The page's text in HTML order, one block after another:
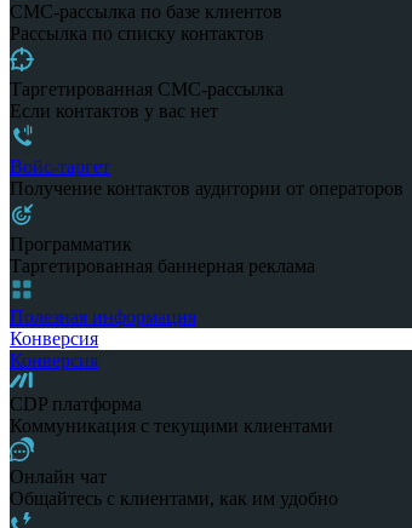
СМС-рассылка по базе клиентов
Рассылка по списку контактов
Таргетированная СМС-рассылка
Если контактов у вас нет
Войс-таргет
Получение контактов аудитории от операторов
Программатик
Таргетированная баннерная реклама
Полезная информация
Конверсия
Конверсия
CDP платформа
Коммуникация с текущими клиентами
Онлайн чат
Общайтесь с клиентами, как им удобно